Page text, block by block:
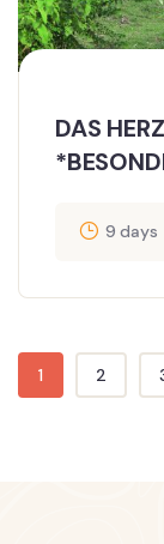
DAS
9 days
1 2